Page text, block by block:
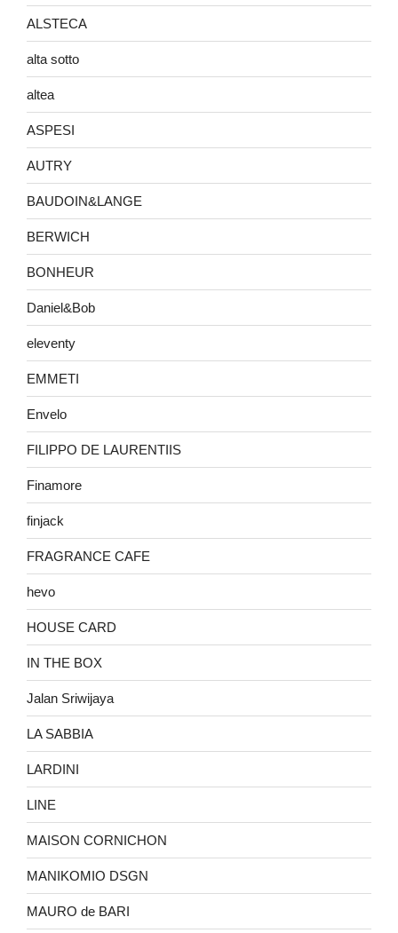
ALSTECA
alta sotto
altea
ASPESI
AUTRY
BAUDOIN&LANGE
BERWICH
BONHEUR
Daniel&Bob
eleventy
EMMETI
Envelo
FILIPPO DE LAURENTIIS
Finamore
finjack
FRAGRANCE CAFE
hevo
HOUSE CARD
IN THE BOX
Jalan Sriwijaya
LA SABBIA
LARDINI
LINE
MAISON CORNICHON
MANIKOMIO DSGN
MAURO de BARI